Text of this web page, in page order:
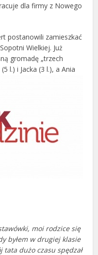
dla firmy z Nowego
postanowili zamieszkać
Wielkiej. Już
gromadę „trzech
l.) i Jacka (3 l.), a Ania
moi rodzice się
byłem w drugiej klasie
tata dużo czasu spędzał